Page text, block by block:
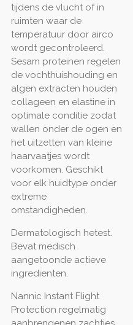
tijdens de vlucht of in
ruimten waar de
temperatuur door airco
wordt gecontroleerd.
Sesam proteinen regelen
de vochthuishouding en
algen extracten houden
collageen en elastine in
optimale conditie zodat
wallen onder de ogen en
het uitzetten van kleine
haarvaatjes wordt
voorkomen. Geschikt
voor elk huidtype onder
extreme
omstandigheden.
Dermatologisch hetest.
Bevat medisch
aangetoonde actieve
ingredienten.
Nannic Instant Flight
Protection regelmatig